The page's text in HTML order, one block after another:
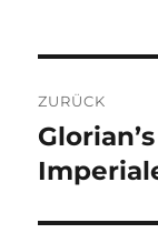
ZURÜCK
Vorheriger
Beitrag: